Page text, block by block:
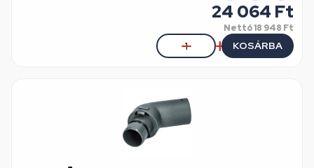
24 064 Ft
Nettó18 948 Ft
KOSÁRBA